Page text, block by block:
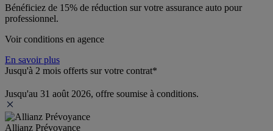
Bénéficiez de 15% de réduction sur votre assurance auto pour
professionnel.
Voir conditions en agence
En savoir plus
Jusqu'à 2 mois offerts sur votre contrat*
Jusqu'au 31 août 2026, offre soumise à conditions.
Allianz Prévoyance